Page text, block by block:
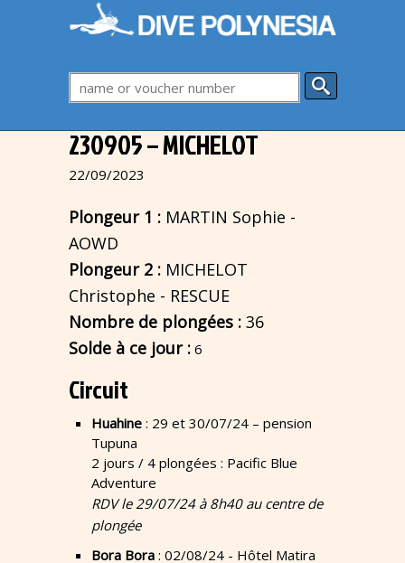
230905 – MICHELOT
22/09/2023
Plongeur 1 : MARTIN Sophie -
AOWD
Plongeur 2 : MICHELOT
Christophe - RESCUE
Nombre de plongées : 36
Solde à ce jour : 6
Circuit
Huahine: 29 et 30/07/24 – pension
Tupuna
2 jours / 4 plongées : Pacific Blue
Adventure
RDV le 29/07/24 à 8h40 au centre de
plongée
Bora Bora : 02/08/24 - Hôtel Matira